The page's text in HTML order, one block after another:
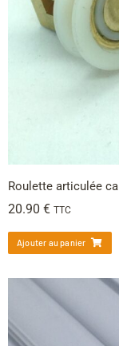
Roulette articulée
20.90 € TTC
Ajouter au panier